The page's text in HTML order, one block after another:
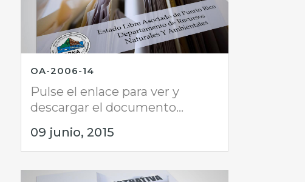
OA-2006-14
Pulse el enlace para ver y
descargar el documento...
09 junio, 2015